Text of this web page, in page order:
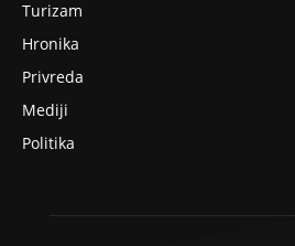
Turizam
Hronika
Privreda
Mediji
Politika